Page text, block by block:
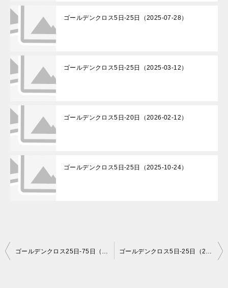
ゴールデンクロス5日-25日（2025-07-28）
ゴールデンクロス5日-25日（2025-03-12）
ゴールデンクロス5日-20日（2026-02-12）
ゴールデンクロス5日-25日（2025-10-24）
投
ゴールデンクロス25日-75日（2024-09-05） ゴールデンクロス5日-25日（2024-09-06）